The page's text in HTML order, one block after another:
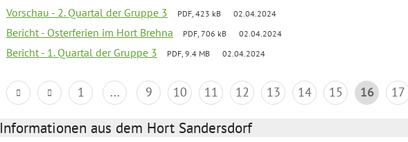
Vorschau - 2. Quartal der Gruppe 3 PDF, 423 kB 02.04.2024
Bericht - Osterferien im Hort Brehna PDF, 706 kB 02.04.2024
Bericht - 1. Quartal der Gruppe 3 PDF, 9.4 MB 02.04.2024
1 ... 9 10 11 12 13 14 15 16 17
Informationen aus dem Hort Sandersdorf